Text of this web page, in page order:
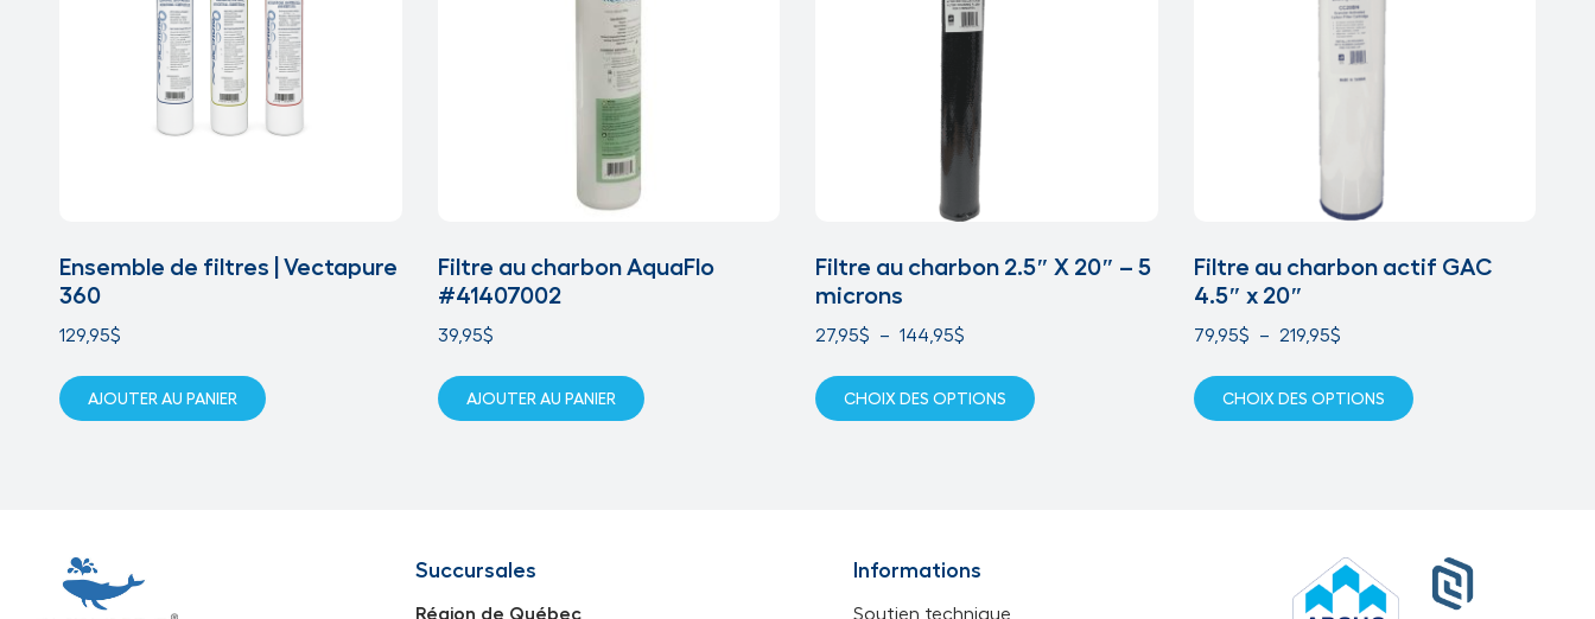
Ensemble de filtres | Vectapure
360
129,95$
AJOUTER AU PANIER
Filtre au charbon AquaFlo
#41407002
39,95$
AJOUTER AU PANIER
Filtre au charbon 2.5″ X 20″ – 5
microns
27,95$ – 144,95$
CHOIX DES OPTIONS
Filtre au charbon actif GAC
4.5″ x 20″
79,95$ – 219,95$
CHOIX DES OPTIONS
Succursales
Région de Québec
Informations
Soutien technique